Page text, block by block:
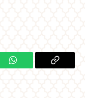
WhatsApp Copy